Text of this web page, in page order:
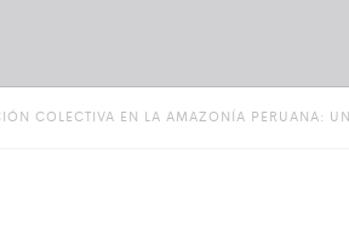
COLECTIVA EN LA AMAZONÍA PERUANA: